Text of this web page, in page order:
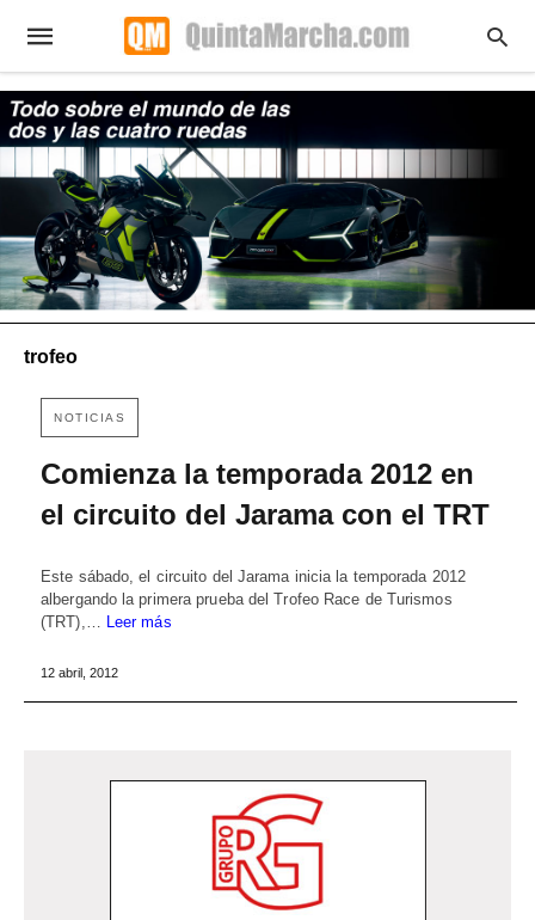
trofeo
NOTICIAS
Comienza la temporada 2012 en
el circuito del Jarama con el TRT
Este sábado, el circuito del Jarama inicia la temporada 2012
albergando la primera prueba del Trofeo Race de Turismos
(TRT),… Leer más
12 abril, 2012